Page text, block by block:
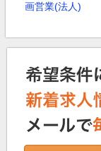
画営業(法人)